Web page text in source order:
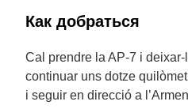
Как добраться
Cal prendre la AP-7 i deixar-
continuar uns dotze
i seguir en direcció a